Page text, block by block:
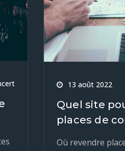
13 août 2022
Quel site
places de
Où revendre